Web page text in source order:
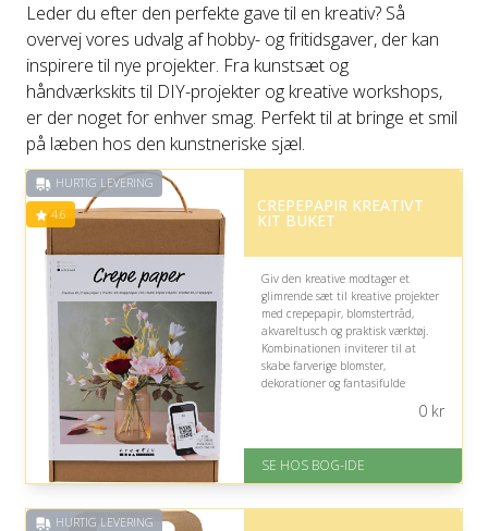
Leder du efter den perfekte gave til en kreativ? Så
overvej vores udvalg af hobby- og fritidsgaver, der kan
inspirere til nye projekter. Fra kunstsæt og
håndværkskits til DIY-projekter og kreative workshops,
er der noget for enhver smag. Perfekt til at bringe et smil
på læben hos den kunstneriske sjæl.
HURTIG LEVERING
4.6 CREPEPAPIR KREATIVT
KIT BUKET
Giv den kreative modtager et
glimrende sæt til kreative projekter
med crepepapir, blomstertråd,
akvareltusch og praktisk værktøj.
Kombinationen inviterer til at
skabe farverige blomster,
dekorationer og fantasifulde
materialer giver plads til både leg
På lager
Levering: 1-3 hverdage -
forventet leveringstid
0kr
SE HOS BOG-IDE
HURTIG LEVERING